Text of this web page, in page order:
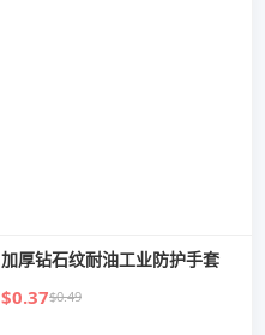
加厚钻石纹耐油工业防护手套
$0.37$0.49